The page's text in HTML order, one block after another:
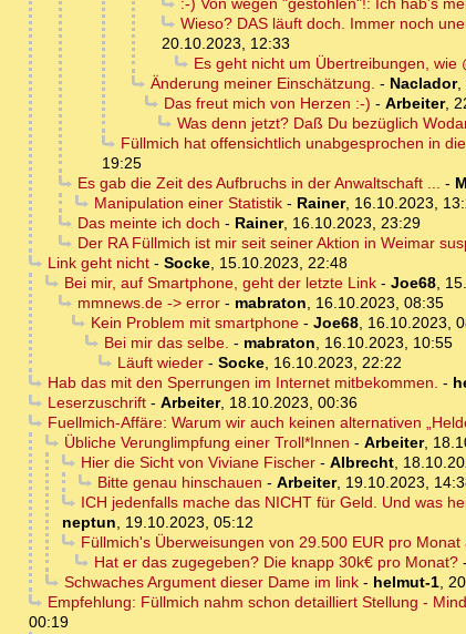
:-) Von wegen "gestohlen"!: Ich hab's
Wieso? DAS läuft doch. Immer noch
20.10.2023, 12:33
Es geht nicht um Übertreibungen, wie
Änderung meiner Einschätzung. - Naclador,
Das freut mich von Herzen :-) - Arbeiter,
Was denn jetzt? Daß Du bezüglich
Füllmich hat offensichtlich unabgesprochen in
19:25
Es gab die Zeit des Aufbruchs in der Anwaltschaft ... -
Manipulation einer Statistik- Rainer, 16.10.2023,
Das meinte ich doch - Rainer, 16.10.2023, 23:29
Der RA Füllmich ist mir seit seiner Aktion in Weimar
Link geht nicht- Socke, 15.10.2023, 22:48
Bei mir, auf Smartphone, geht der letzte Link- Joe68,
mmnews.de -> error- mabraton, 16.10.2023, 08:35
Kein Problem mit smartphone- Joe68, 16.10.2023,
Bei mir das selbe. - mabraton, 16.10.2023, 10:55
Läuft wieder- Socke, 16.10.2023, 22:22
Hab das mit den Sperrungen im Internet mitbekommen. -
Leserzuschrift- Arbeiter, 18.10.2023, 00:36
Fuellmich-Affäre: Warum wir auch keinen alternativen
Übliche Verunglimpfung einer Troll*Innen - Arbeiter,
Hier die Sicht von Viviane Fischer- Albrecht,
Bitte genau hinschauen - Arbeiter, 19.10.2023,
ICH jedenfalls mache das NICHT für Geld. Und was
neptun, 19.10.2023, 05:12
Füllmich's Überweisungen von 29.500 EUR pro
Hat er das zugegeben? Die knapp 30k€ pro Monat?-
Schwaches Argument dieser Dame im link- helmut-1,
Empfehlung: Füllmich nahm schon detailliert Stellung -
00:19